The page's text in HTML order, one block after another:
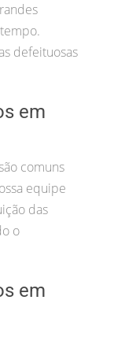
defeituosas
em
comuns
equipe
das
o
em